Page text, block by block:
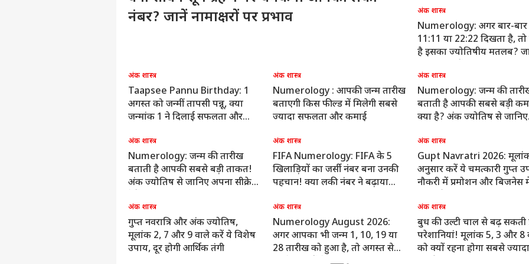
नंबर? जानें नामाक्षरों पर प्रभाव
अंक शास्त्र
Numerology: अगर बार-बार
11:11 या 22:22 दिखता है, तो
है इसका ज्योतिषीय मतलब?
अंक शास्त्र
Taapsee Pannu Birthday: 1
अगस्त को जन्मीं तापसी पन्नू, क्या
जन्मांक 1 ने दिलाई सफलता और
अंक शास्त्र
Numerology : आपकी जन्म तारीख
बताएगी किस फील्ड में मिलेगी सबसे
ज्यादा सफलता और कमाई
अंक शास्त्र
Numerology: जन्म की
बताती है आपकी सबसे बड़ी
क्या है? अंक ज्योतिष से जानिए
अंक शास्त्र
Numerology: जन्म की तारीख
बताती है आपकी सबसे बड़ी ताकत!
अंक ज्योतिष से जानिए अपना सीक्रेट
अंक शास्त्र
FIFA Numerology: FIFA के 5
खिलाड़ियों का जर्सी नंबर बना उनकी
पहचान! क्या लकी नंबर ने बढ़ाया
अंक शास्त्र
Gupt Navratri 2026:
अनुसार करें ये चमत्कारी गुप्त
नौकरी में प्रमोशन और बिजनेस
अंक शास्त्र
गुप्त नवरात्रि और अंक ज्योतिष,
मूलांक 2, 7 और 9 वाले करें ये विशेष
उपाय, दूर होगी आर्थिक तंगी
अंक शास्त्र
Numerology August 2026:
अगर आपका भी जन्म 1, 10, 19 या
28 तारीख को हुआ है, तो अगस्त से
अंक शास्त्र
बुध की उल्टी चाल से बढ़ सकती
परेशानियां! मूलांक 5, 3 और 8
को क्यों रहना होगा सबसे ज्यादा
हॅलो गेस्ट
प्राइवेसी पॉलिसी
कॉन्टैक्ट अस
सेंड फीडबैक
करियर्स
टॉप आर्टिकल्स टॉप रील्स
अमित शाह से मिले TMC
कर डाली बड़ी मांग
बिहार
'सम्राट चौधरी मरवा देंगे
इंडिया
बारिश में राहुल-प्रियंका
खुद थामे दिखे छाता
क्रिकेट
2
झारखंड